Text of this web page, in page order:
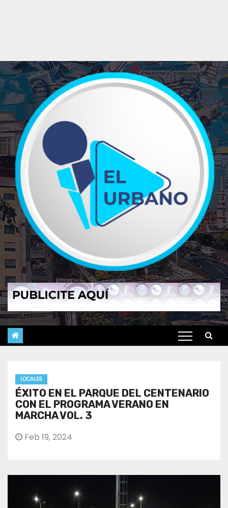
LOCALES
ÉXITO EN EL PARQUE DEL CENTENARIO
CON EL PROGRAMA VERANO EN
MARCHA VOL. 3
Feb 19, 2024